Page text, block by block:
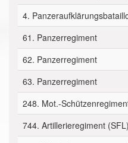
4.
61. Panzerregiment
62. Panzerregiment
63. Panzerregiment
248. Mot.-
744. Artillerieregiment (SFL)